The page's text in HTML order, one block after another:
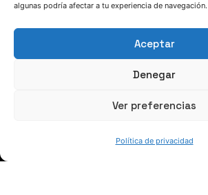
algunas podría afectar a tu experiencia de navegación.
Aceptar
Denegar
Ver preferencias
Política de privacidad
HABLEMOS